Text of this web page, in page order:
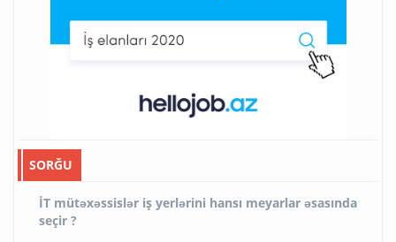
SORĞU
İT mütəxəssislər iş yerlərini hansı meyarlar əsasında
seçir ?